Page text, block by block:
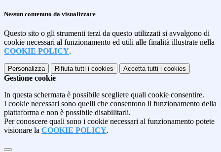
Nessun contenuto da visualizzare
Questo sito o gli strumenti terzi da questo utilizzati si avvalgono di
cookie necessari al funzionamento ed utili alle finalità illustrate nella
COOKIE POLICY.
Personalizza Rifiuta tutti i cookies Accetta tutti i cookies
Gestione cookie
In questa schermata è possibile scegliere quali cookie consentire.
I cookie necessari sono quelli che consentono il funzionamento della
piattaforma e non è possibile disabilitarli.
Per conoscere quali sono i cookie necessari al funzionamento potete
visionare la COOKIE POLICY.